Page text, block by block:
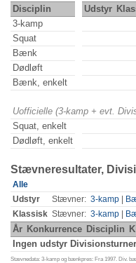
Disciplin Udstyr
3-kamp
Squat
Bænk
Dødløft
Bænk, enkelt
Uofficielle (3-kamp + evt.
Squat, enkelt
Dødløft, enkelt
Stævneresultater,
Alle
Udstyr
Stævner: 3-kamp
Klassisk Stævner: 3-kamp
År Konkurrence Disciplin K
Ingen udstyr
Stævnedata: 3-kamp og bænkpres: Fra 1997. Div.